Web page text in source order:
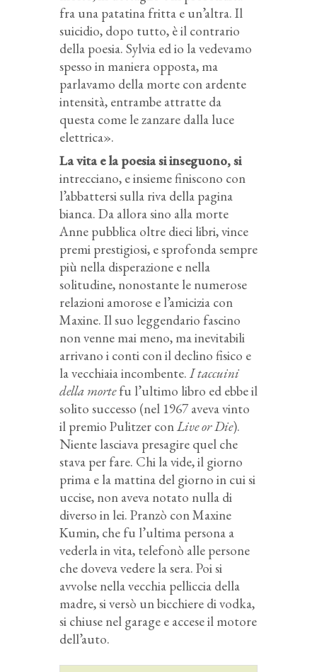
fra una patatina fritta e un’altra. Il
suicidio, dopo tutto, è il contrario
della poesia. Sylvia ed io la vedevamo
spesso in maniera opposta, ma
parlavamo della morte con ardente
intensità, entrambe attratte da
questa come le zanzare dalla luce
elettrica».
La vita e la poesia si inseguono, si
intrecciano, e insieme finiscono con
l’abbattersi sulla riva della pagina
bianca. Da allora sino alla morte
Anne pubblica oltre dieci libri, vince
premi prestigiosi, e sprofonda sempre
più nella disperazione e nella
solitudine, nonostante le numerose
relazioni amorose e l’amicizia con
Maxine. Il suo leggendario fascino
non venne mai meno, ma inevitabili
arrivano i conti con il declino fisico e
la vecchiaia incombente. I taccuini
della mortefu l’ultimo libro ed ebbe il
solito successo (nel 1967 aveva vinto
il premio Pulitzer conLive or Die).
Niente lasciava presagire quel che
stava per fare. Chi la vide, il giorno
prima e la mattina del giorno in cui si
uccise, non aveva notato nulla di
diverso in lei. Pranzò con Maxine
Kumin, che fu l’ultima persona a
vederla in vita, telefonò alle persone
che doveva vedere la sera. Poi si
avvolse nella vecchia pelliccia della
madre, si versò un bicchiere di vodka,
si chiuse nel garage e accese il motore
dell’auto.